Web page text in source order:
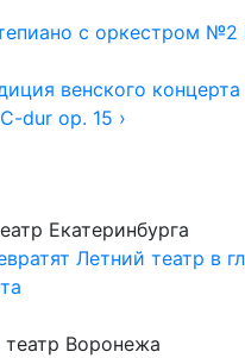
с оркестром №2
венского концерта
dur op. 15 ›
Екатеринбурга
Летний театр в
Воронежа